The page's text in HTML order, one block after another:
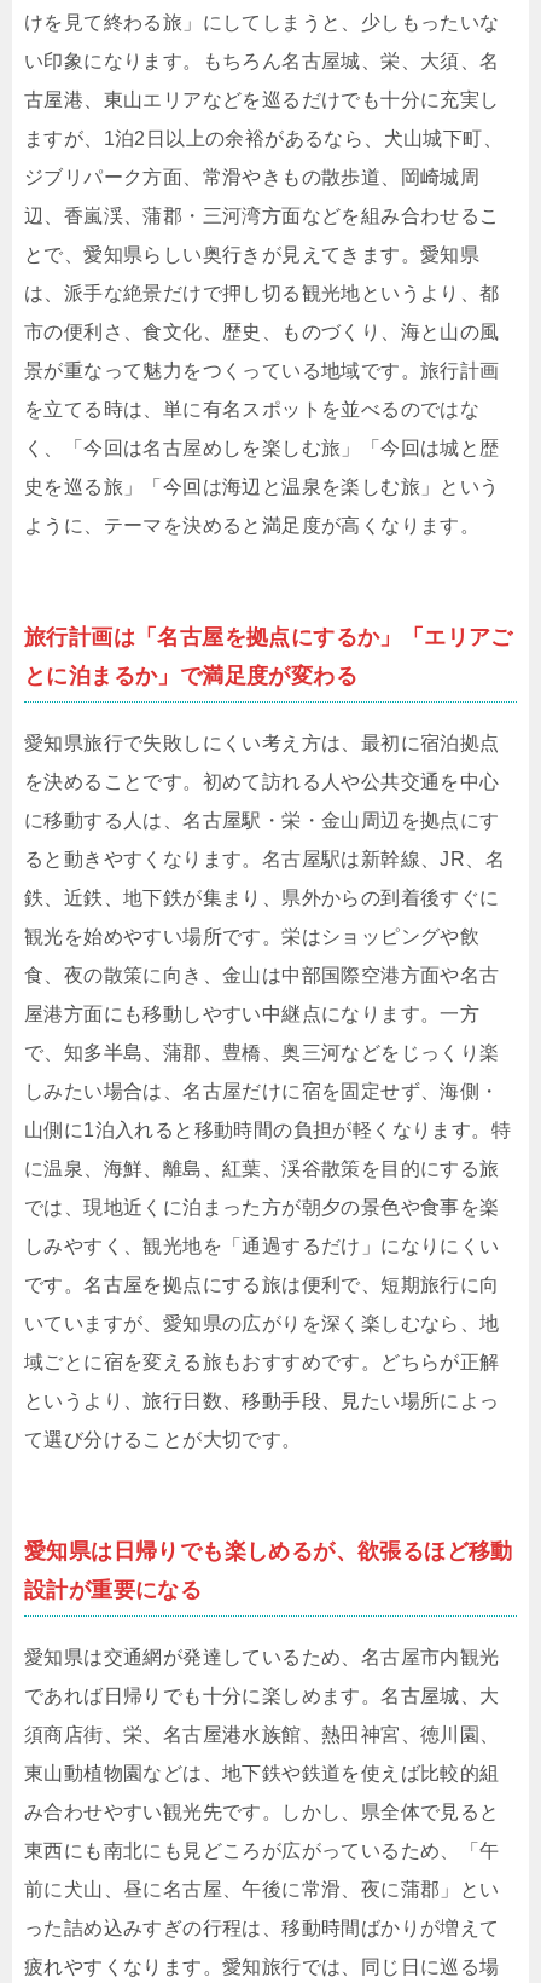
けを見て終わる旅」にしてしまうと、少しもったいな
い印象になります。もちろん名古屋城、栄、大須、名
古屋港、東山エリアなどを巡るだけでも十分に充実し
ますが、1泊2日以上の余裕があるなら、犬山城下町、
ジブリパーク方面、常滑やきもの散歩道、岡崎城周
辺、香嵐渓、蒲郡・三河湾方面などを組み合わせるこ
とで、愛知県らしい奥行きが見えてきます。愛知県
は、派手な絶景だけで押し切る観光地というより、都
市の便利さ、食文化、歴史、ものづくり、海と山の風
景が重なって魅力をつくっている地域です。旅行計画
を立てる時は、単に有名スポットを並べるのではな
く、「今回は名古屋めしを楽しむ旅」「今回は城と歴
史を巡る旅」「今回は海辺と温泉を楽しむ旅」という
ように、テーマを決めると満足度が高くなります。
旅行計画は「名古屋を拠点にするか」「エリアご
とに泊まるか」で満足度が変わる
愛知県旅行で失敗しにくい考え方は、最初に宿泊拠点
を決めることです。初めて訪れる人や公共交通を中心
に移動する人は、名古屋駅・栄・金山周辺を拠点にす
ると動きやすくなります。名古屋駅は新幹線、JR、名
鉄、近鉄、地下鉄が集まり、県外からの到着後すぐに
観光を始めやすい場所です。栄はショッピングや飲
食、夜の散策に向き、金山は中部国際空港方面や名古
屋港方面にも移動しやすい中継点になります。一方
で、知多半島、蒲郡、豊橋、奥三河などをじっくり楽
しみたい場合は、名古屋だけに宿を固定せず、海側・
山側に1泊入れると移動時間の負担が軽くなります。特
に温泉、海鮮、離島、紅葉、渓谷散策を目的にする旅
では、現地近くに泊まった方が朝夕の景色や食事を楽
しみやすく、観光地を「通過するだけ」になりにくい
です。名古屋を拠点にする旅は便利で、短期旅行に向
いていますが、愛知県の広がりを深く楽しむなら、地
域ごとに宿を変える旅もおすすめです。どちらが正解
というより、旅行日数、移動手段、見たい場所によっ
て選び分けることが大切です。
愛知県は日帰りでも楽しめるが、欲張るほど移動
設計が重要になる
愛知県は交通網が発達しているため、名古屋市内観光
であれば日帰りでも十分に楽しめます。名古屋城、大
須商店街、栄、名古屋港水族館、熱田神宮、徳川園、
東山動植物園などは、地下鉄や鉄道を使えば比較的組
み合わせやすい観光先です。しかし、県全体で見ると
東西にも南北にも見どころが広がっているため、「午
前に犬山、昼に名古屋、午後に常滑、夜に蒲郡」とい
った詰め込みすぎの行程は、移動時間ばかりが増えて
疲れやすくなります。愛知旅行では、同じ日に巡る場